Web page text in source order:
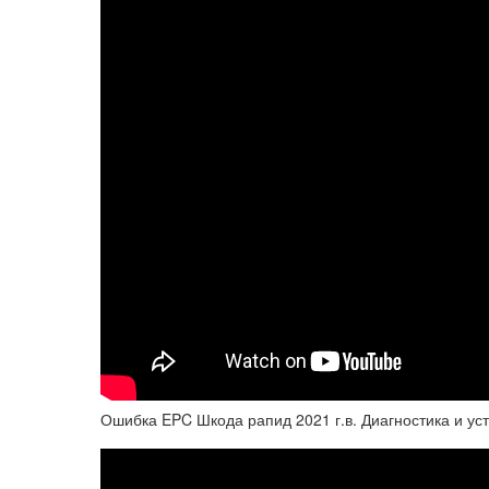
Ошибка EPC Шкода рапид 2021 г.в. Диагностика и